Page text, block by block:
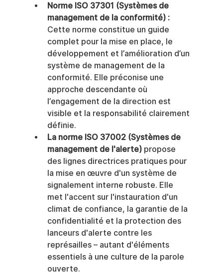
Norme ISO 37301 (Systèmes de
management de la conformité) :
Cette norme constitue un guide
complet pour la mise en place, le
développement et l’amélioration d’un
système de management de la
conformité. Elle préconise une
approche descendante où
l’engagement de la direction est
visible et la responsabilité clairement
définie.
La norme ISO 37002 (Systèmes de
management de l'alerte) propose
des lignes directrices pratiques pour
la mise en œuvre d'un système de
signalement interne robuste. Elle
met l'accent sur l'instauration d'un
climat de confiance, la garantie de la
confidentialité et la protection des
lanceurs d'alerte contre les
représailles – autant d'éléments
essentiels à une culture de la parole
ouverte.